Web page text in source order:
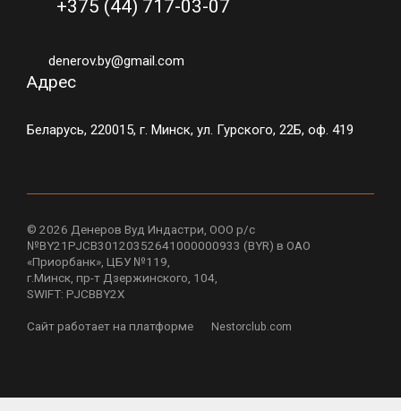
+375 (44) 717-03-07
denerov.by@gmail.com
Адрес
Беларусь, 220015, г. Минск, ул. Гурского, 22Б, оф. 419
© 2026 Денеров Вуд Индастри, ООО р/с
№BY21PJCB30120352641000000933 (BYR) в ОАО
«Приорбанк», ЦБУ №119,
г.Минск, пр-т Дзержинского, 104,
SWIFT: PJCBBY2X
Сайт работает на платформе Nestorclub.com